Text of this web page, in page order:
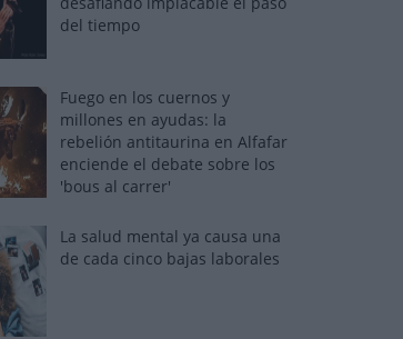
del tiempo
Fuego en los cuernos y
millones en ayudas: la
rebelión antitaurina en Alfafar
enciende el debate sobre los
'bous al carrer'
La salud mental ya causa una
de cada cinco bajas laborales